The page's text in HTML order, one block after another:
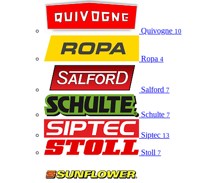
Quivogne 10
Ropa 4
Salford 7
Schulte 7
Siptec 13
Stoll 7